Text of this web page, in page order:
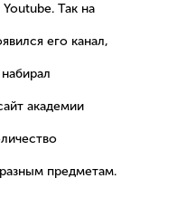
Так на
его канал,
академии
предметам.